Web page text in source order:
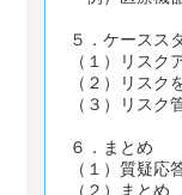
５．ケースス
（１）リスク
（２）リス
（３）リスク
６．まとめ
（１）質疑応
（２）まとめ